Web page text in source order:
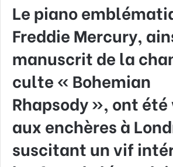
Le piano
Freddie Mercury,
manuscrit de la
culte « Bohemian
Rhapsody », ont été
aux enchères à
suscitant un vif